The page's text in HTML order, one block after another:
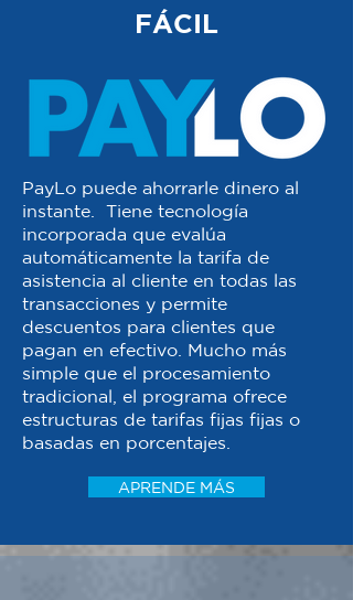
FÁCIL
PayLo puede ahorrarle dinero al
instante. Tiene tecnología
incorporada que evalúa
automáticamente la tarifa de
asistencia al cliente en todas las
transacciones y permite
descuentos para clientes que
pagan en efectivo. Mucho más
simple que el procesamiento
tradicional, el programa ofrece
estructuras de tarifas fijas fijas o
basadas en porcentajes.
APRENDE MÁS